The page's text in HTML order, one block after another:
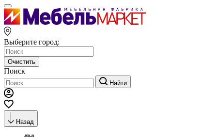
Выберите город:
Очистить
Поиск
Найти
Назад